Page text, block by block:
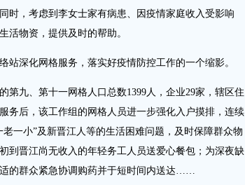
时，考虑到李女士家有病患、因疫情家庭收入受影响
活物资，提供及时的帮助。
深化网格服务，落实好疫情防控工作的一个缩影。
九、第十一网格人口总数1399人，企业29家，辖区住
务后，该工作组的网格人员进一步强化入户摸排，连续
一小”及新晋江人等的生活困难问题，及时保障群众物
到晋江尚无收入的年轻务工人员送爱心餐包；为深夜缺
的群众紧急协调购药并于短时间内送达……